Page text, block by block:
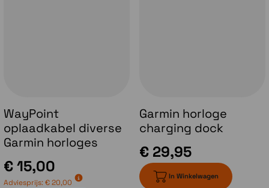
mobiel telefoonnetwerk of de
spraakassistent van je smartphone gebruiken
om te reageren op berichten en meer.
WayPoint
oplaadkabel diverse
Garmin horloges
€ 15,00
Adviesprijs:€ 20,00
Garmin horloge
charging dock
€ 29,95
In Winkelwagen